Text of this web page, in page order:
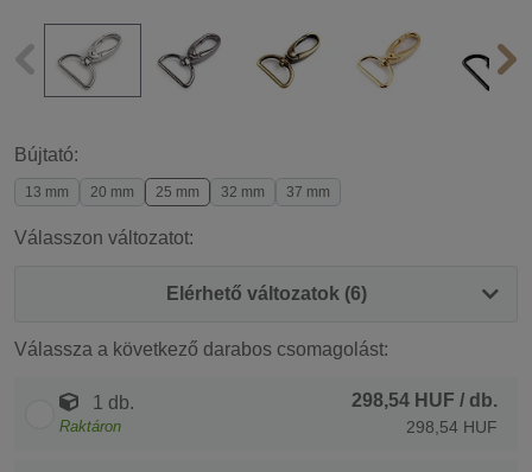
Bújtató:
13 mm 20 mm 25 mm 32 mm 37 mm
Válasszon változatot:
Elérhető változatok (6)
Válassza a következő darabos csomagolást:
1 db.
Raktáron
298,54 HUF / db.
298,54 HUF